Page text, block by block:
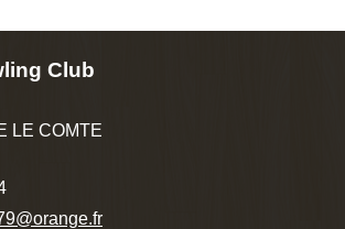
Club
LE COMTE